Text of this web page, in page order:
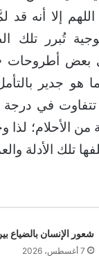
اللهم إلا أنه
تُبرر تلك
بعض أطروحات
هو جدير
تتفاوت في درجة
من الأحلام؛ لذا
تلك الأدلة
شعور الإنسان بالضياع
7 أغسطس، 2026